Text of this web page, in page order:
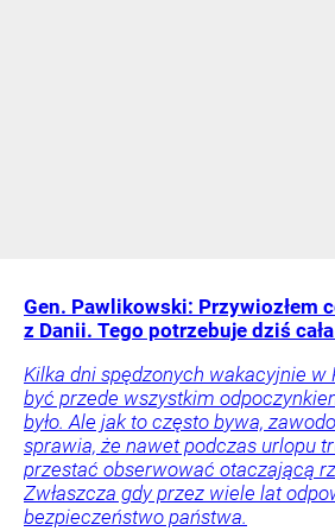
Gen. Pawlikowski: Przywiozłem
z Danii. Tego potrzebuje dziś
Kilka dni spędzonych wakacyjnie w
być przede wszystkim
było. Ale jak to często bywa,
sprawia, że nawet podczas urlopu
przestać obserwować otaczającą
Zwłaszcza gdy przez wiele lat
bezpieczeństwo państwa.